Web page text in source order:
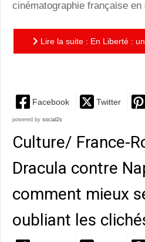
cinématographie française
Lire la suite : En Liberté :
Facebook Twitter
powered by social2s
Culture/ France-
Dracula contre
comment mieux
oubliant les